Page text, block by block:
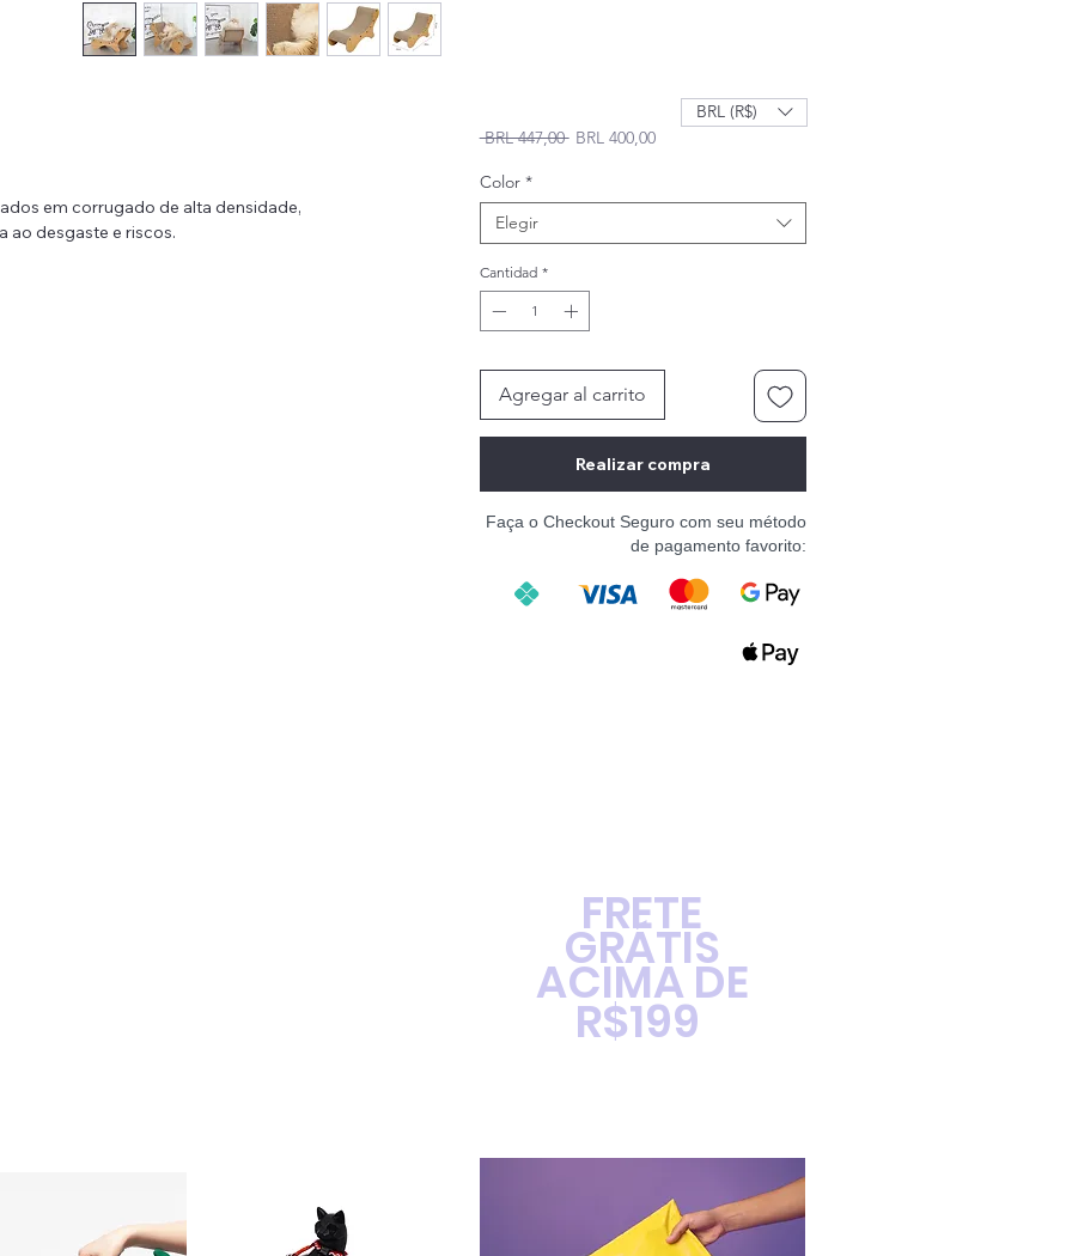
em corrugado de alta densidade,
ao desgaste e riscos.
BRL 447,00 Precio
BRL 400,00Precio de oferta
Color *
Elegir
Cantidad *
Agregar al carrito
Realizar compra
Faça o Checkout Seguro com seu método
de pagamento favorito:
BRL (R$)
FRETE
GRÁTIS
ACIMA DE
R$199